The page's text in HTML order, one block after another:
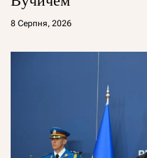
8 Серпня, 2026